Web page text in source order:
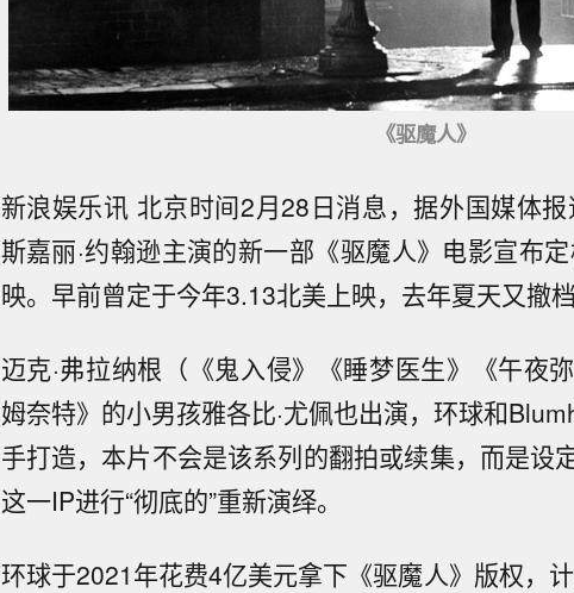
《驱魔人》
新浪娱乐讯 北京时间2月28日消息，据外国媒体报
斯嘉丽·约翰逊主演的新一部《驱魔人》电影宣布
映。早前曾定于今年3.13北美上映，去年夏天又撤档
迈克·弗拉纳根（《鬼入侵》《睡梦医生》《午夜
姆奈特》的小男孩雅各比·尤佩也出演，环球和
手打造，本片不会是该系列的翻拍或续集，而是设
这一IP进行“彻底的”重新演绎。
环球于2021年花费4亿美元拿下《驱魔人》版权，